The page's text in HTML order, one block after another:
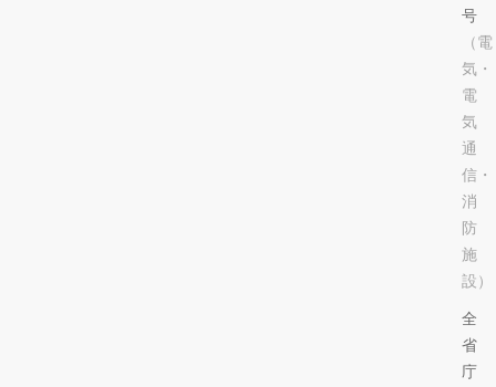
号
（電
気・
電
気
通
信・
消
防
施
設）
全
省
庁